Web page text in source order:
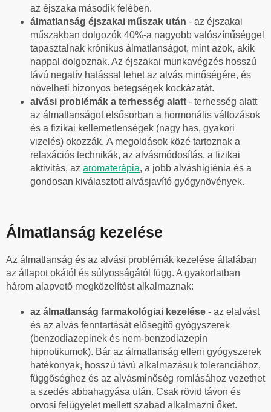
az éjszaka második felében.
álmatlanság éjszakai műszak után - az éjszakai
műszakban dolgozók 40%-a nagyobb valószínűséggel
tapasztalnak krónikus álmatlanságot, mint azok, akik
nappal dolgoznak. Az éjszakai munkavégzés hosszú
távú negatív hatással lehet az alvás minőségére, és
növelheti bizonyos betegségek kockázatát.
alvási problémák a terhesség alatt - terhesség alatt
az álmatlanságot elsősorban a hormonális változások
és a fizikai kellemetlenségek (nagy has, gyakori
vizelés) okozzák. A megoldások közé tartoznak a
relaxációs technikák, az alvásmódosítás, a fizikai
aktivitás, az aromaterápia, a jobb alváshigiénia és a
gondosan kiválasztott alvásjavító gyógynövények.
Álmatlanság kezelése
Az álmatlanság és az alvási problémák kezelése általában
az állapot okától és súlyosságától függ. A gyakorlatban
három alapvető megközelítést alkalmaznak:
az álmatlanság farmakológiai kezelése - az elalvást
és az alvás fenntartását elősegítő gyógyszerek
(benzodiazepinek és nem-benzodiazepin
hipnotikumok). Bár az álmatlanság elleni gyógyszerek
hatékonyak, hosszú távú alkalmazásuk toleranciához,
függőséghez és az alvásminőség romlásához vezethet
a szedés abbahagyása után. Csak rövid távon és
orvosi felügyelet mellett szabad alkalmazni őket.